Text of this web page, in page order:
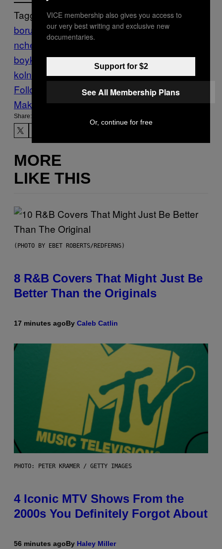
Tagged:
borussia m?
nchengladbach
boykott
fans fc
koln
Fußball Sports ultras VICE Sports
Follow Us On Discover
Make Us Preferred In Top Stories
Share:
MORE
LIKE THIS
(PHOTO BY EBET ROBERTS/REDFERNS)
8 R&B Covers That Might Just Be
Better Than the Originals
17 minutes agoBy Caleb Catlin
PHOTO: PETER KRAMER / GETTY IMAGES
4 Iconic MTV Shows From the
2000s You Definitely Forgot About
56 minutes agoBy Haley Miller
VICE membership also gives you access to
our very best writing and exclusive new
documentaries.
Support for $2
See All Membership Plans
Or, continue for free